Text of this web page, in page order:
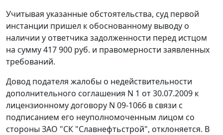
Учитывая указанные обстоятельства, суд первой
инстанции пришел к обоснованному выводу о
наличии у ответчика задолженности перед истцом
на сумму 417 900 руб. и правомерности заявленных
требований.
Довод подателя жалобы о недействительности
дополнительного соглашения N 1 от 30.07.2009 к
лицензионному договору N 09-1066 в связи с
подписанием его неуполномоченным лицом со
стороны ЗАО "СК "Славнефтьстрой", отклоняется. В